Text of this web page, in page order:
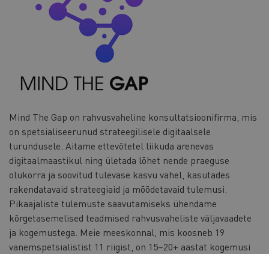
Mind The Gap on rahvusvaheline konsultatsioonifirma, mis
on spetsialiseerunud strateegilisele digitaalsele
turundusele. Aitame ettevõtetel liikuda arenevas
digitaalmaastikul ning ületada lõhet nende praeguse
olukorra ja soovitud tulevase kasvu vahel, kasutades
rakendatavaid strateegiaid ja mõõdetavaid tulemusi.
Pikaajaliste tulemuste saavutamiseks ühendame
kõrgetasemelised teadmised rahvusvaheliste väljavaadete
ja kogemustega. Meie meeskonnal, mis koosneb 19
vanemspetsialistist 11 riigist, on 15–20+ aastat kogemusi